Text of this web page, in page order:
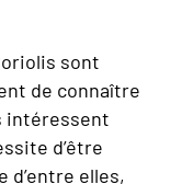
sont
de connaître
intéressent
d’être
d’entre elles,